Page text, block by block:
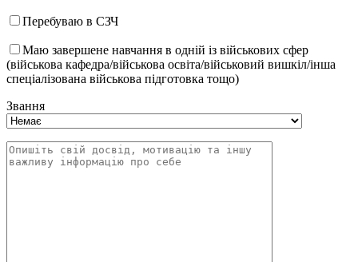
Перебуваю в СЗЧ
Маю завершене навчання в одній із військових сфер
(військова кафедра/військова освіта/військовий вишкіл/інша
спеціалізована військова підготовка тощо)
Звання